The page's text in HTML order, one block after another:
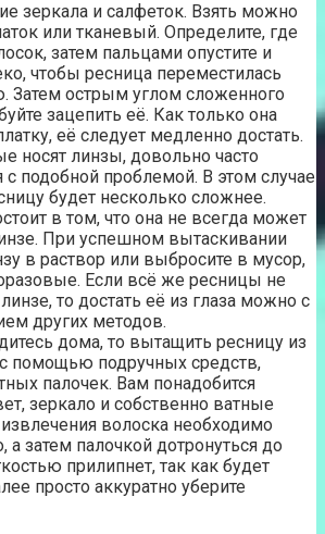
зеркала и салфеток. Взять можно
или тканевый. Определите, где
затем пальцами опустите и
чтобы ресница переместилась
Затем острым углом сложенного
зацепить её. Как только она
её следует медленно достать.
носят линзы, довольно часто
с подобной проблемой. В этом случае
будет несколько сложнее.
в том, что она не всегда может
При успешном вытаскивании
в раствор или выбросите в мусор,
Если всё же ресницы не
то достать её из глаза можно с
других методов.
дома, то вытащить ресницу из
помощью подручных средств,
палочек. Вам понадобится
зеркало и собственно ватные
волоска необходимо
а затем палочкой дотронуться до
прилипнет, так как будет
просто аккуратно уберите